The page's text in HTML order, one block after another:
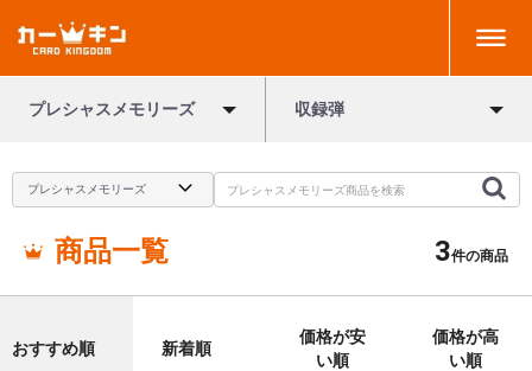
プレシャスメモリーズ 収録弾
商品一覧 3件の商品
おすすめ順 新着順
価格が安
い順
価格が高
い順